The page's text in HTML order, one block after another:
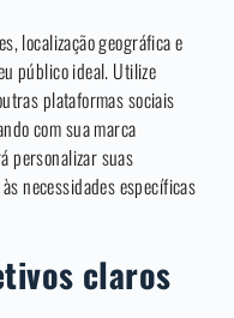
localização geográfica e
público ideal. Utilize
plataformas sociais
com sua marca
personalizar suas
necessidades específicas
claros